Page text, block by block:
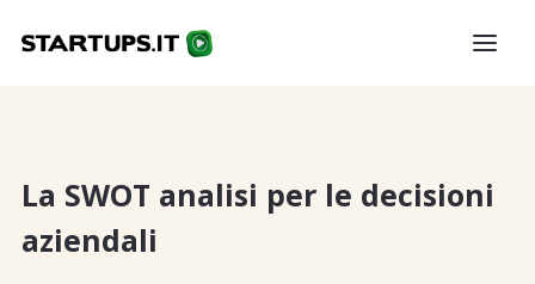
La SWOT analisi per le decisioni
aziendali